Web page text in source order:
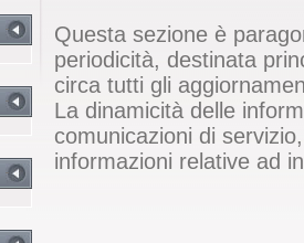
Questa sezione è
periodicità, destinata
circa tutti gli
La dinamicità delle
comunicazioni di
informazioni relative ad